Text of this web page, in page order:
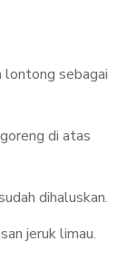
lontong sebagai
di atas
dihaluskan.
jeruk limau.